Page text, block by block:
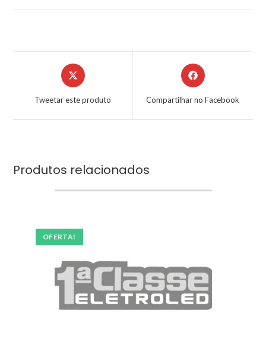
Tweetar este produto Compartilhar no Facebook
Produtos relacionados
OFERTA!